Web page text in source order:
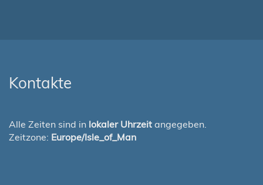
Kontakte
Alle Zeiten sind in lokaler Uhrzeit angegeben.
Zeitzone: Europe/Isle_of_Man